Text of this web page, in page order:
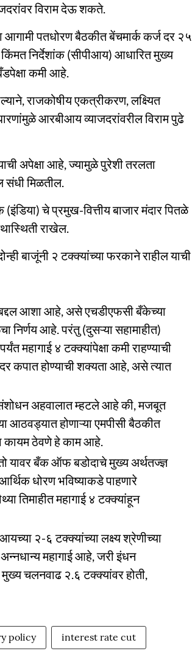
विराम देऊ शकते.
आगामी पतधोरण बैठकीत बेंचमार्क कर्ज दर २५
निर्देशांक (सीपीआय) आधारित मुख्य
कमी आहे.
राजकोषीय एकत्रीकरण, लक्ष्यित
आरबीआय व्याजदरांवरील विराम पुढे
अपेक्षा आहे, ज्यामुळे पुरेशी तरलता
संधी मिळतील.
चे प्रमुख-वित्तीय बाजार मंदार पितळे
राखेल.
बाजूंनी २ टक्क्यांच्या फरकाने राहील याची
आशा आहे, असे एचडीएफसी बँकेच्या
आहे. परंतु (दुसऱ्या सहामाहीत)
महागाई ४ टक्क्यांपेक्षा कमी राहण्याची
कपात होण्याची शक्यता आहे, असे त्यात
अहवालात म्हटले आहे की, मजबूत
होणाऱ्या एमपीसी बैठकीत
कायम ठेवणे हे काम आहे.
यावर बँक ऑफ बडोदाचे मुख्य अर्थतज्ज्ञ
धोरण भविष्याकडे पाहणारे
तिमाहीत महागाई ४ टक्क्यांहून
२-६ टक्क्यांच्या लक्ष्य श्रेणीच्या
महागाई आहे, जरी इंधन
चलनवाढ २.६ टक्क्यांवर होती,
policy interest rate cut